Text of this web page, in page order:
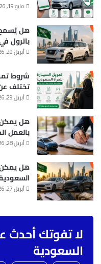
مايو 19, 2026
هل يُسمح
باترول
أبريل 29, 2026
شروط
تختلف
أبريل 29, 2026
هل يمكن
بالعمل
أبريل 28, 2026
هل يمكن
أبريل 27, 2026
لا تفوتك أحدث
السعودية